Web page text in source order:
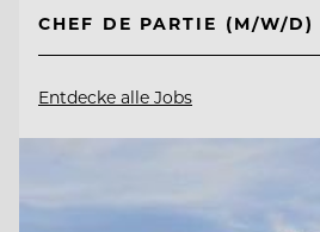
CHEF DE PARTIE (M/W/D)
Entdecke alle Jobs